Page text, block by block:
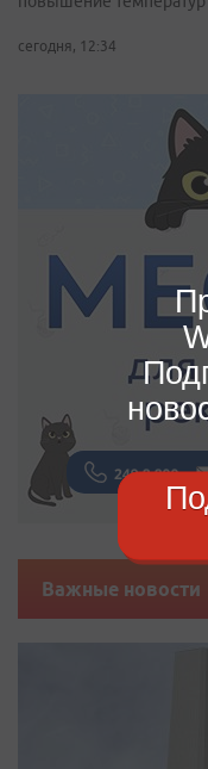
сегодня, 12:34
Важные новости